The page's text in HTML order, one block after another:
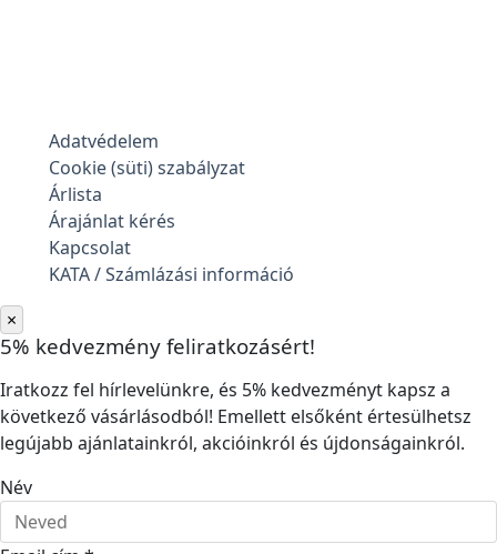
Adatvédelem
Cookie (süti) szabályzat
Árlista
Árajánlat kérés
Kapcsolat
KATA / Számlázási információ
×
5% kedvezmény feliratkozásért!
Iratkozz fel hírlevelünkre, és 5% kedvezményt kapsz a
következő vásárlásodból! Emellett elsőként értesülhetsz
legújabb ajánlatainkról, akcióinkról és újdonságainkról.
Név